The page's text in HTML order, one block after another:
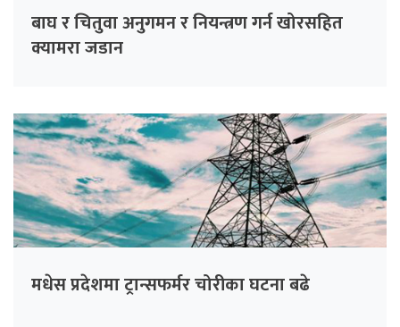
बाघ र चितुवा अनुगमन र नियन्त्रण गर्न खोरसहित
क्यामरा जडान
मधेस प्रदेशमा ट्रान्सफर्मर चोरीका घटना बढे